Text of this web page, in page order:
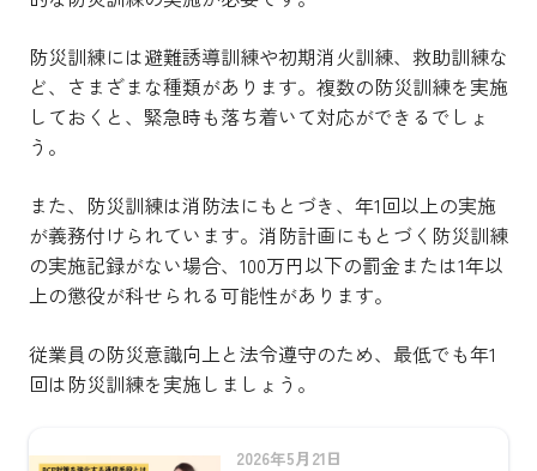
防災訓練には避難誘導訓練や初期消火訓練、救助訓練な
ど、さまざまな種類があります。複数の防災訓練を実施
しておくと、緊急時も落ち着いて対応ができるでしょ
う。
また、防災訓練は消防法にもとづき、年1回以上の実施
が義務付けられています。消防計画にもとづく防災訓練
の実施記録がない場合、100万円以下の罰金または1年以
上の懲役が科せられる可能性があります。
従業員の防災意識向上と法令遵守のため、最低でも年1
回は防災訓練を実施しましょう。
2026年5月21日